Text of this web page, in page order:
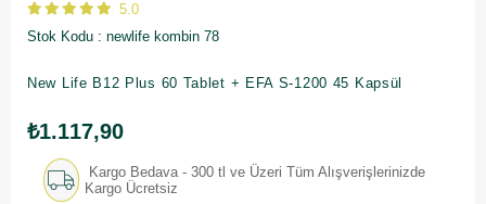
5.0
Stok Kodu
newlife kombin 78
New Life B12 Plus 60 Tablet + EFA S-1200 45 Kapsül
₺1.117,90
Kargo Bedava - 300 tl ve Üzeri Tüm Alışverişlerinizde
Kargo Ücretsiz